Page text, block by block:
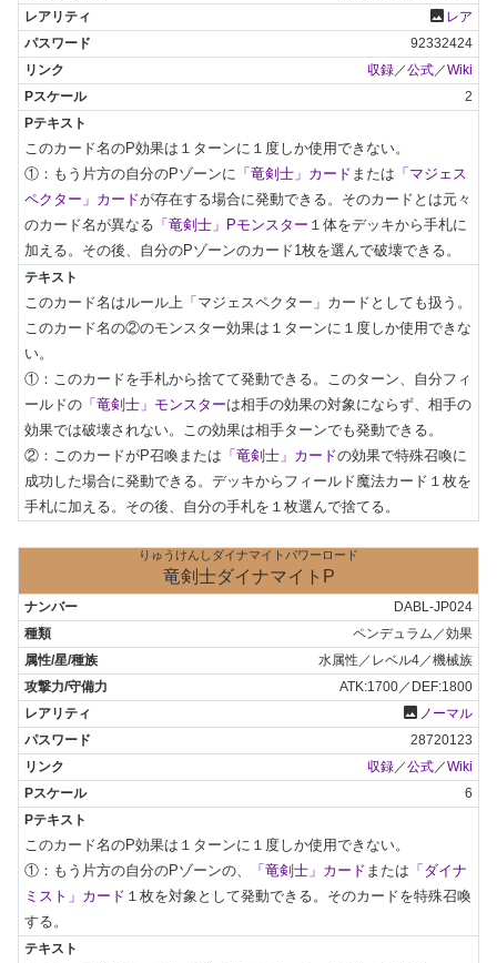
photo レア
92332424
収録／公式／Wiki
2
このカード名のP効果は１ターンに１度しか使用できない。
①：もう片方の自分のPゾーンに 「竜剣士」カード または 「マジェス
ペクター」カードが存在する場合に発動できる。そのカードとは元々
のカード名が異なる 「竜剣士」Pモンスター １体をデッキから手札に
加える。その後、自分のPゾーンのカード1枚を選んで破壊できる。
このカード名はルール上「マジェスペクター」カードとしても扱う。
このカード名の②のモンスター効果は１ターンに１度しか使用できな
い。
①：このカードを手札から捨てて発動できる。このターン、自分フィ
ールドの 「竜剣士」モンスターは相手の効果の対象にならず、相手の
効果では破壊されない。この効果は相手ターンでも発動できる。
②：このカードがP召喚または 「竜剣士」カードの効果で特殊召喚に
成功した場合に発動できる。デッキからフィールド魔法カード１枚を
手札に加える。その後、自分の手札を１枚選んで捨てる。
りゅうけんしダイナマイトパワーロード
竜剣士ダイナマイトP
DABL-JP024
ペンデュラム／効果
水属性／レベル4／機械族
ATK:1700／DEF:1800
photo ノーマル
28720123
収録 ／公式 ／Wiki
6
このカード名のP効果は１ターンに１度しか使用できない。
①：もう片方の自分のPゾーンの、
「竜剣士」カード または 「ダイナ
ミスト」カード １枚を対象として発動できる。そのカードを特殊召喚
する。